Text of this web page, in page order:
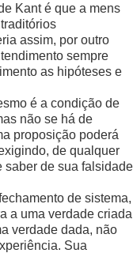
Kant é que a mens
assim, por outro
sempre
as hipóteses e
é a condição de
não se há de
proposição poderá
de qualquer
saber de sua falsidade
de sistema,
a uma verdade criada
verdade dada, não
Sua